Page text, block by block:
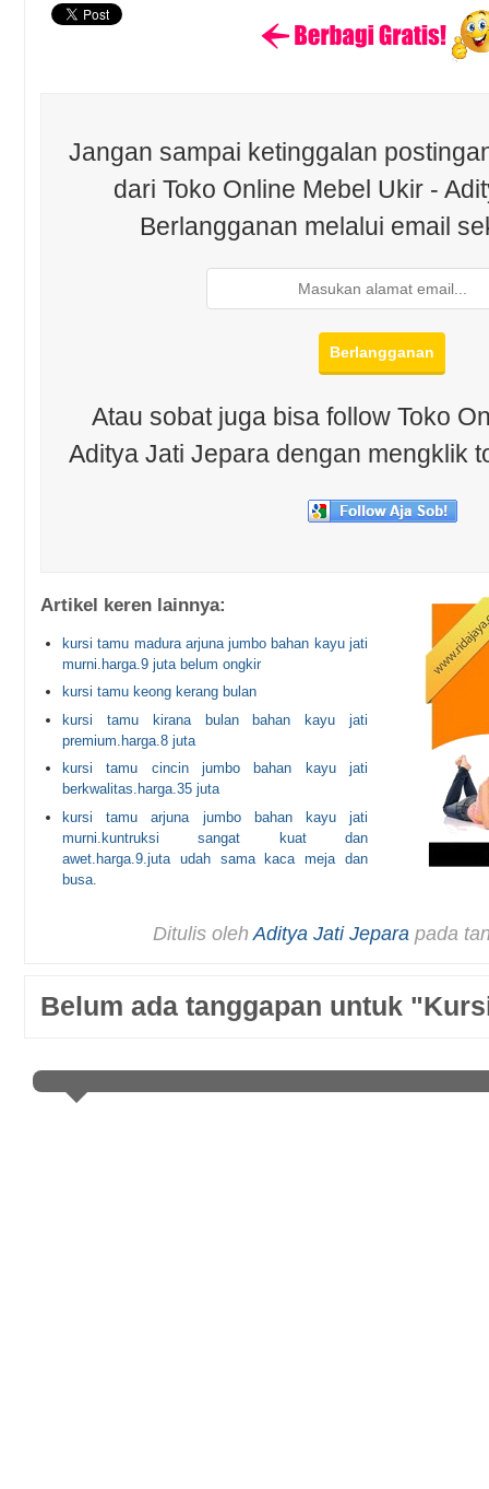
Jangan sampai ketinggalan
dari Toko Online Mebel Ukir -
Berlangganan melalui email
Atau sobat juga bisa follow Toko
Aditya Jati Jepara dengan mengklik
Artikel keren lainnya:
kursi tamu madura arjuna jumbo bahan kayu jati
murni.harga.9 juta belum ongkir
kursi tamu keong kerang bulan
kursi tamu kirana bulan bahan kayu jati
premium.harga.8 juta
kursi tamu cincin jumbo bahan kayu jati
berkwalitas.harga.35 juta
kursi tamu arjuna jumbo bahan kayu jati
murni.kuntruksi sangat kuat dan
awet.harga.9.juta udah sama kaca meja dan
busa.
Ditulis oleh Aditya Jati Jepara pada
Belum ada tanggapan untuk